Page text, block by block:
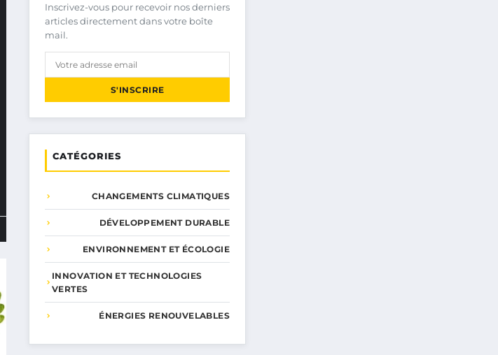
Inscrivez-vous pour recevoir nos derniers
articles directement dans votre boîte
mail.
S'INSCRIRE
CATÉGORIES
CHANGEMENTS CLIMATIQUES
DÉVELOPPEMENT DURABLE
ENVIRONNEMENT ET ÉCOLOGIE
INNOVATION ET TECHNOLOGIES
VERTES
ÉNERGIES RENOUVELABLES